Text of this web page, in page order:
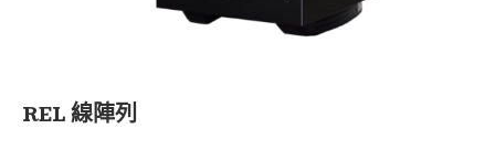
REL 線陣列